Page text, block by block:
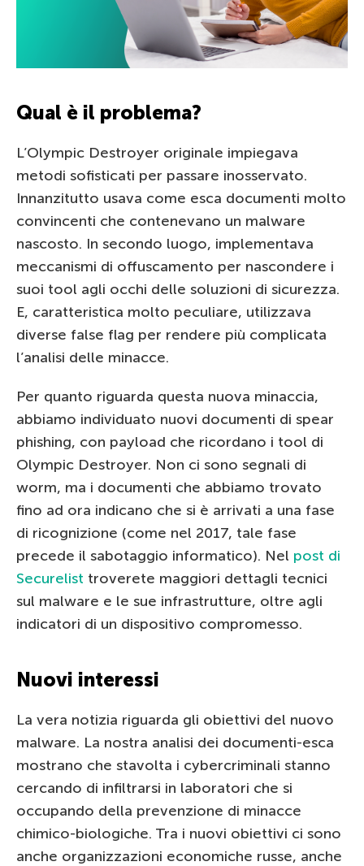
Qual è il problema?
L’Olympic Destroyer originale impiegava
metodi sofisticati per passare inosservato.
Innanzitutto usava come esca documenti molto
convincenti che contenevano un malware
nascosto. In secondo luogo, implementava
meccanismi di offuscamento per nascondere i
suoi tool agli occhi delle soluzioni di sicurezza.
E, caratteristica molto peculiare, utilizzava
diverse false flag per rendere più complicata
l’analisi delle minacce.
Per quanto riguarda questa nuova minaccia,
abbiamo individuato nuovi documenti di spear
phishing, con payload che ricordano i tool di
Olympic Destroyer. Non ci sono segnali di
worm, ma i documenti che abbiamo trovato
fino ad ora indicano che si è arrivati a una fase
di ricognizione (come nel 2017, tale fase
precede il sabotaggio informatico). Nel post di
Securelist troverete maggiori dettagli tecnici
sul malware e le sue infrastrutture, oltre agli
indicatori di un dispositivo compromesso.
Nuovi interessi
La vera notizia riguarda gli obiettivi del nuovo
malware. La nostra analisi dei documenti-esca
mostrano che stavolta i cybercriminali stanno
cercando di infiltrarsi in laboratori che si
occupando della prevenzione di minacce
chimico-biologiche. Tra i nuovi obiettivi ci sono
anche organizzazioni economiche russe, anche